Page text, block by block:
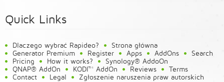
Quick Links
Dlaczego wybrać Rapideo?
Strona główna
Generator Premium
Register Apps AddOns
Search
Pricing
How it works?
Synology® AddoOn
QNAP® AddOn
KODI™ AddOn Reviews
Terms
Contact
Legal Zgłoszenie naruszenia praw autorskich